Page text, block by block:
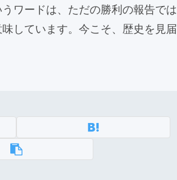
ワードは、ただの勝利の報告では
しています。今こそ、歴史を見届